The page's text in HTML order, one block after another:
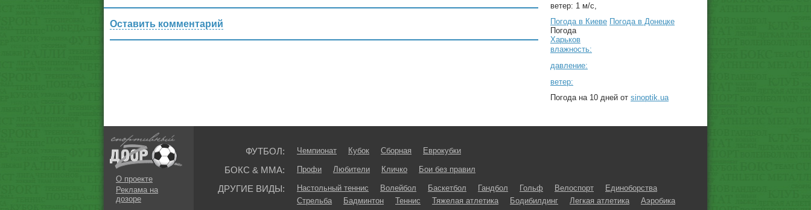
Оставить комментарий
ветер: 1 м/с,
Погода в Киеве Погода в Донецке
Погода
Харьков
влажность:
давление:
ветер:
Погода на 10 дней от sinoptik.ua
О проекте
Реклама на
дозоре
ФУТБОЛ: Чемпионат Кубок Сборная Еврокубки
БОКС & ММА: Профи Любители Кличко Бои без правил
ДРУГИЕ ВИДЫ: Настольный теннис Волейбол Баскетбол Гандбол Гольф Велоспорт
Единоборства
Стрельба
Бадминтон Теннис Тяжелая атлетика Бодибилдинг Легкая атлетика
Аэробика